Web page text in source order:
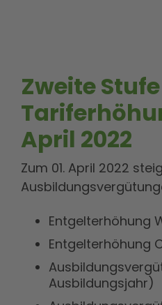
Zweite
April 2022
Zum 01. April 2022
Entgelterhöhung
Entgelterhöhung
Ausbildungsjahr)